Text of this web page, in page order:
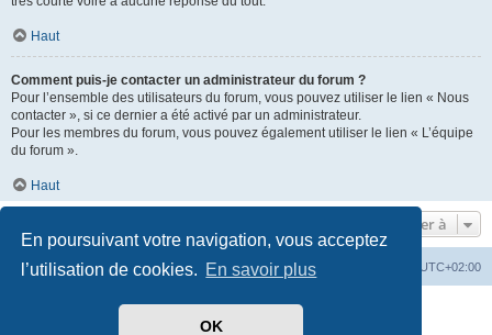
En poursuivant votre navigation, vous acceptez
l’utilisation de cookies. En savoir plus
OK
Haut
Comment puis-je contacter un administrateur du forum ?
Pour l’ensemble des utilisateurs du forum, vous pouvez utiliser le lien « Nous
contacter », si ce dernier a été activé par un administrateur.
Pour les membres du forum, vous pouvez également utiliser le lien « L’équipe
du forum ».
Haut
Aller à
Index du forum UTC+02:00
Développé parphpBB® Forum Software © phpBB Limited
Traduit par